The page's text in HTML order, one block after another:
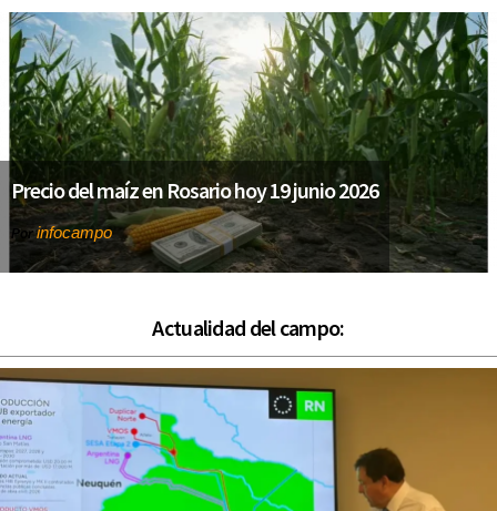
Precio del maíz en Rosario hoy 19 junio 2026
Porinfocampo
Actualidad del campo: